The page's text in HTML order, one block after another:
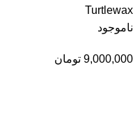
Turtlewax
ناموجود
9,000,000 تومان